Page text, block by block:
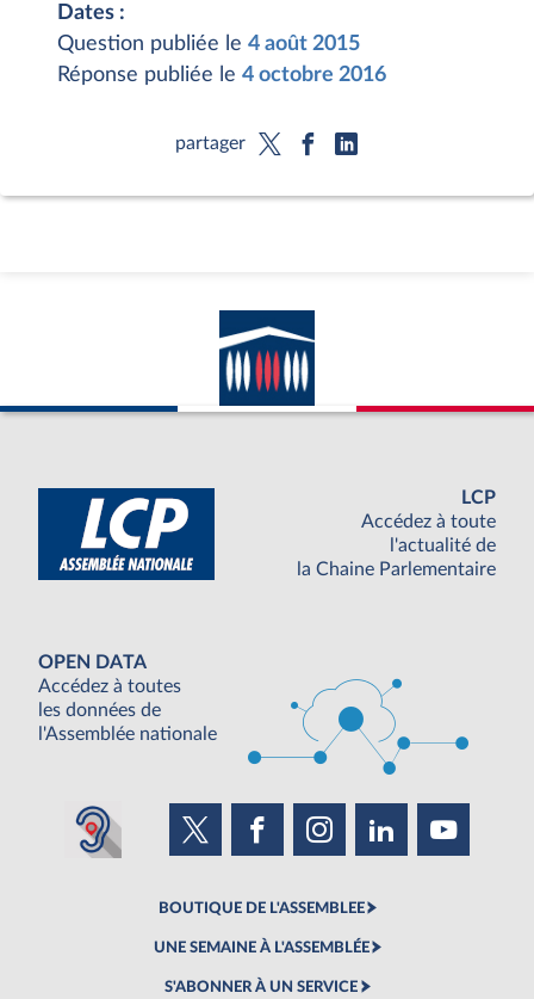
Dates :
Question publiée le 4 août 2015
Réponse publiée le 4 octobre 2016
partager
LCP
Accédez à toute
l'actualité de
la Chaine Parlementaire
OPEN DATA
Accédez à toutes
les données de
l'Assemblée nationale
BOUTIQUE DE L'ASSEMBLEE
UNE SEMAINE À L'ASSEMBLÉE
S'ABONNER À UN SERVICE